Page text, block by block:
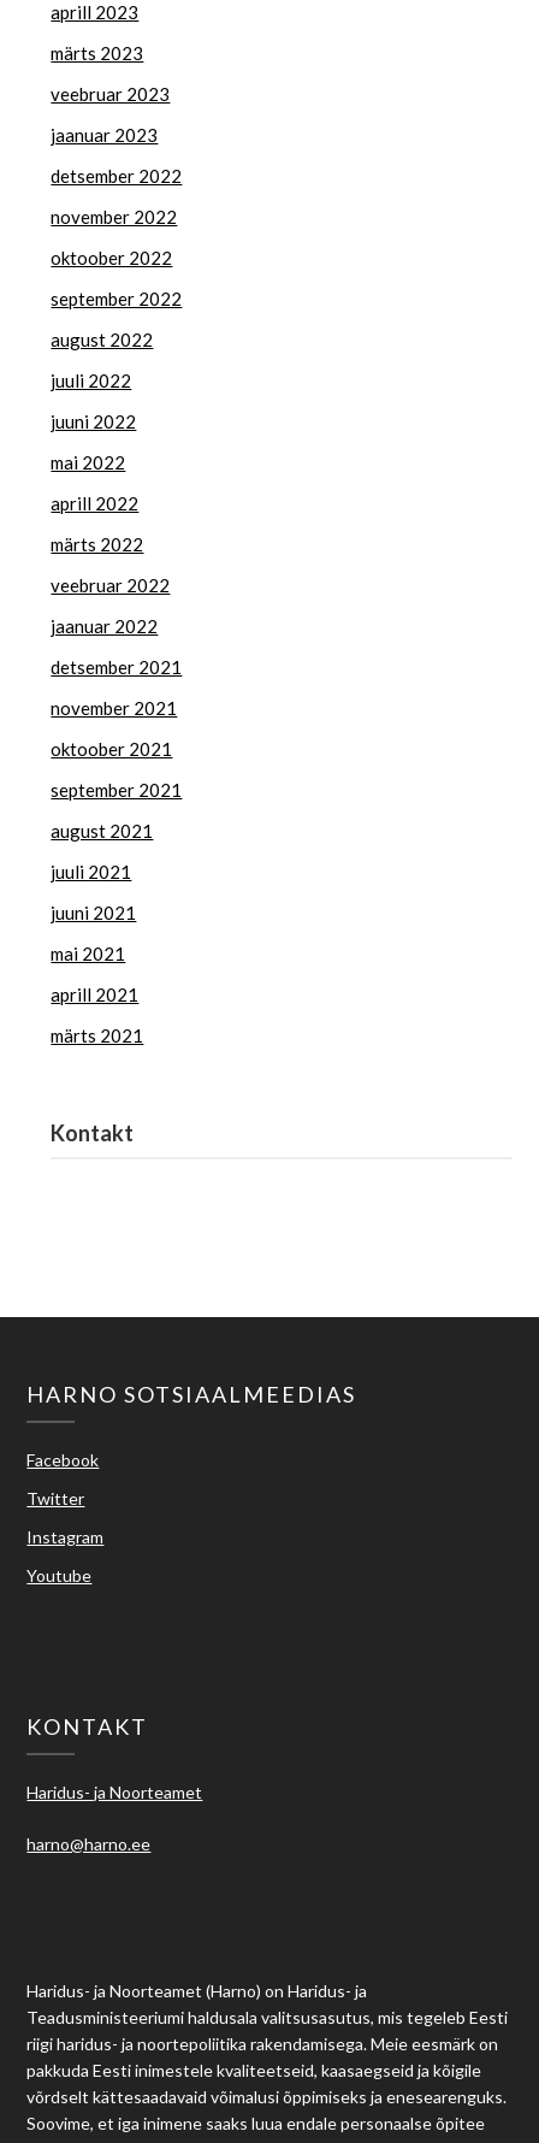
aprill 2023
märts 2023
veebruar 2023
jaanuar 2023
detsember 2022
november 2022
oktoober 2022
september 2022
august 2022
juuli 2022
juuni 2022
mai 2022
aprill 2022
märts 2022
veebruar 2022
jaanuar 2022
detsember 2021
november 2021
oktoober 2021
september 2021
august 2021
juuli 2021
juuni 2021
mai 2021
aprill 2021
märts 2021
Kontakt
HARNO SOTSIAALMEEDIAS
Facebook
Twitter
Instagram
Youtube
KONTAKT
Haridus- ja Noorteamet
harno@harno.ee
Haridus- ja Noorteamet (Harno) on Haridus- ja
Teadusministeeriumi haldusala valitsusasutus, mis tegeleb Eesti
riigi haridus- ja noortepoliitika rakendamisega. Meie eesmärk on
pakkuda Eesti inimestele kvaliteetseid, kaasaegseid ja kõigile
võrdselt kättesaadavaid võimalusi õppimiseks ja enesearenguks.
Soovime, et iga inimene saaks luua endale personaalse õpitee